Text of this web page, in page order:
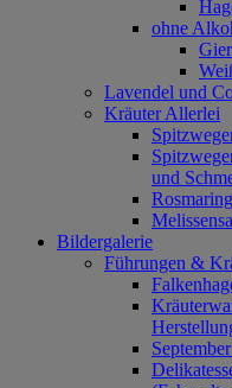
ohne
Lavendel und
Kräuter Allerlei
und
Bildergalerie
Führungen &